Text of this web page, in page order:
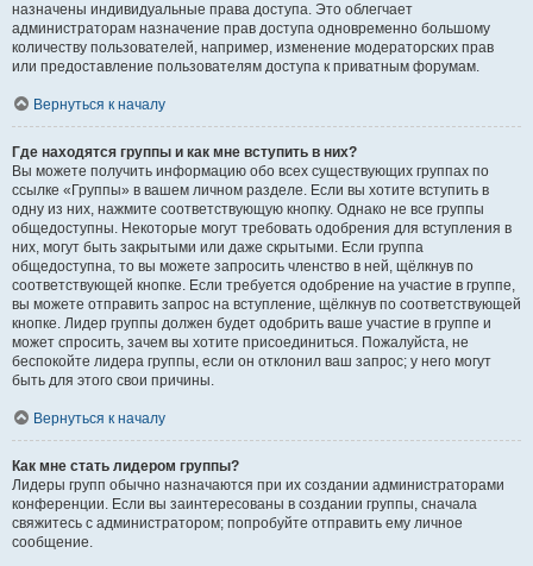
назначены индивидуальные права доступа. Это облегчает
администраторам назначение прав доступа одновременно большому
количеству пользователей, например, изменение модераторских прав
или предоставление пользователям доступа к приватным форумам.
Вернуться к началу
Где находятся группы и как мне вступить в них?
Вы можете получить информацию обо всех существующих группах по
ссылке «Группы» в вашем личном разделе. Если вы хотите вступить в
одну из них, нажмите соответствующую кнопку. Однако не все группы
общедоступны. Некоторые могут требовать одобрения для вступления в
них, могут быть закрытыми или даже скрытыми. Если группа
общедоступна, то вы можете запросить членство в ней, щёлкнув по
соответствующей кнопке. Если требуется одобрение на участие в группе,
вы можете отправить запрос на вступление, щёлкнув по соответствующей
кнопке. Лидер группы должен будет одобрить ваше участие в группе и
может спросить, зачем вы хотите присоединиться. Пожалуйста, не
беспокойте лидера группы, если он отклонил ваш запрос; у него могут
быть для этого свои причины.
Вернуться к началу
Как мне стать лидером группы?
Лидеры групп обычно назначаются при их создании администраторами
конференции. Если вы заинтересованы в создании группы, сначала
свяжитесь с администратором; попробуйте отправить ему личное
сообщение.